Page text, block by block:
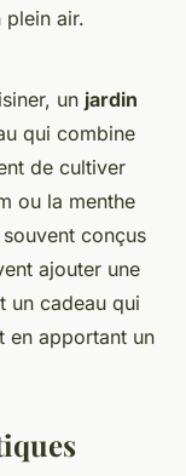
plein air.
un jardin
qui combine
de cultiver
ou la menthe
conçus
ajouter une
un cadeau qui
en apportant un